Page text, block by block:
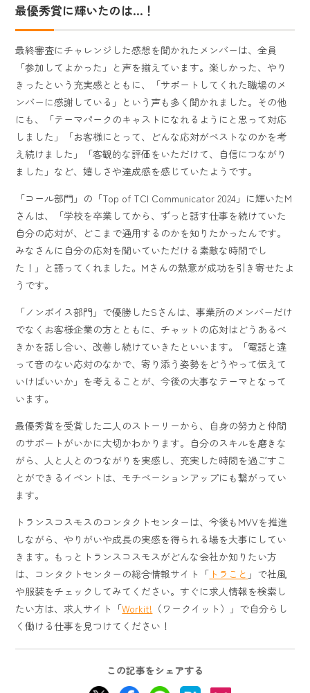
最優秀賞に輝いたのは…！
最終審査にチャレンジした感想を聞かれたメンバーは、全員
「参加してよかった」と声を揃えています。楽しかった、やり
きったという充実感とともに、「サポートしてくれた職場のメ
ンバーに感謝している」という声も多く聞かれました。その他
にも、「テーマパークのキャストになれるようにと思って対応
しました」「お客様にとって、どんな応対がベストなのかを考
え続けました」「客観的な評価をいただけて、自信につながり
ました」など、嬉しさや達成感を感じていたようです。
「コール部門」の「Top of TCI Communicator 2024」に輝いたM
さんは、「学校を卒業してから、ずっと話す仕事を続けていた
自分の応対が、どこまで通用するのかを知りたかったんです。
みなさんに自分の応対を聞いていただける素敵な時間でし
た！」と語ってくれました。Mさんの熱意が成功を引き寄せたよ
うです。
「ノンボイス部門」で優勝したSさんは、事業所のメンバーだけ
でなくお客様企業の方とともに、チャットの応対はどうあるべ
きかを話し合い、改善し続けていきたといいます。「電話と違
って音のない応対のなかで、寄り添う姿勢をどうやって伝えて
いけばいいか」を考えることが、今後の大事なテーマとなって
います。
最優秀賞を受賞した二人のストーリーから、自身の努力と仲間
のサポートがいかに大切かわかります。自分のスキルを磨きな
がら、人と人とのつながりを実感し、充実した時間を過ごすこ
とができるイベントは、モチベーションアップにも繋がってい
ます。
トランスコスモスのコンタクトセンターは、今後もMVVを推進
しながら、やりがいや成長の実感を得られる場を大事にしてい
きます。もっとトランスコスモスがどんな会社か知りたい方
は、コンタクトセンターの総合情報サイト「 トラこと 」で社風
や服装をチェックしてみてください。すぐに求人情報を検索し
たい方は、求人サイト「Workit! （ワークイット）」で自分らし
く働ける仕事を見つけてください！
この記事をシェアする